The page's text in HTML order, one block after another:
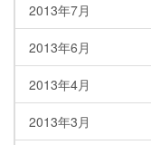
2013年7月
2013年6月
2013年4月
2013年3月